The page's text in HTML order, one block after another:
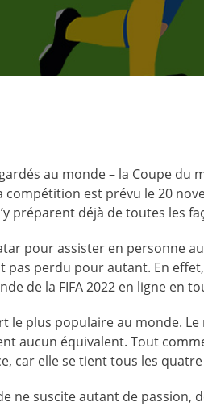
au monde – la Coupe du
compétition est prévu le 20
préparent déjà de toutes les
pour assister en personne
pas perdu pour autant. En
de la FIFA 2022 en ligne en
le plus populaire au monde.
aucun équivalent. Tout
car elle se tient tous les
ne suscite autant de passion,